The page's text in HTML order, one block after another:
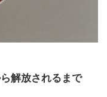
解放されるまで